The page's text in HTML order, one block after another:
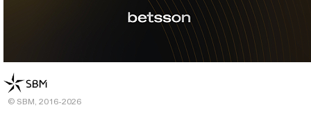
© SBM, 2016-2026